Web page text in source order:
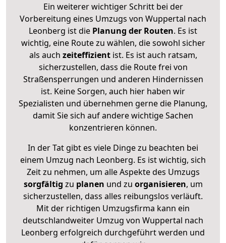
Ein weiterer wichtiger Schritt bei der
Vorbereitung eines Umzugs von Wuppertal nach
Leonberg ist die Planung der Routen. Es ist
wichtig, eine Route zu wählen, die sowohl sicher
als auch zeiteffizientist. Es ist auch ratsam,
sicherzustellen, dass die Route frei von
Straßensperrungen und anderen Hindernissen
ist. Keine Sorgen, auch hier haben wir
Spezialisten und übernehmen gerne die Planung,
damit Sie sich auf andere wichtige Sachen
konzentrieren können.
In der Tat gibt es viele Dinge zu beachten bei
einem Umzug nach Leonberg. Es ist wichtig, sich
Zeit zu nehmen, um alle Aspekte des Umzugs
sorgfältig zu planen und zu organisieren, um
sicherzustellen, dass alles reibungslos verläuft.
Mit der richtigen Umzugsfirma kann ein
deutschlandweiter Umzug von Wuppertal nach
Leonberg erfolgreich durchgeführt werden und